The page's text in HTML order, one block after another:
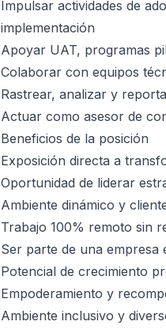
Impulsar actividades de
implementación
Apoyar UAT, programas
Colaborar con equipos
Rastrear, analizar y
Actuar como asesor de
Beneficios de la posición
Exposición directa a
Oportunidad de liderar
Ambiente dinámico y
Trabajo 100% remoto sin
Ser parte de una empresa
Potencial de crecimiento
Empoderamiento y
Ambiente inclusivo y